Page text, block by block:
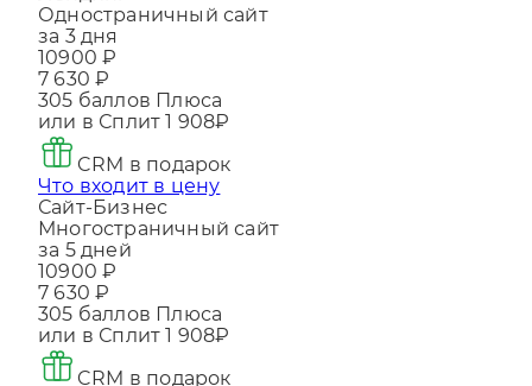
Лендинг
Одностраничный сайт
за 3 дня
10900 ₽
7 630 ₽
305баллов Плюса
или в Сплит
CRM в подарок
Что входит в цену
Сайт-Бизнес
Многостраничный сайт
за 5 дней
10900 ₽
7 630 ₽
305баллов Плюса
или в Сплит